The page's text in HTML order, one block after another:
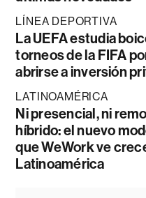
LÍNEA DEPORTIVA
La UEFA estudia
torneos de la FIFA
abrirse a inversión
LATINOAMÉRICA
Ni presencial, ni
híbrido: el nuevo
que WeWork ve
Latinoamérica